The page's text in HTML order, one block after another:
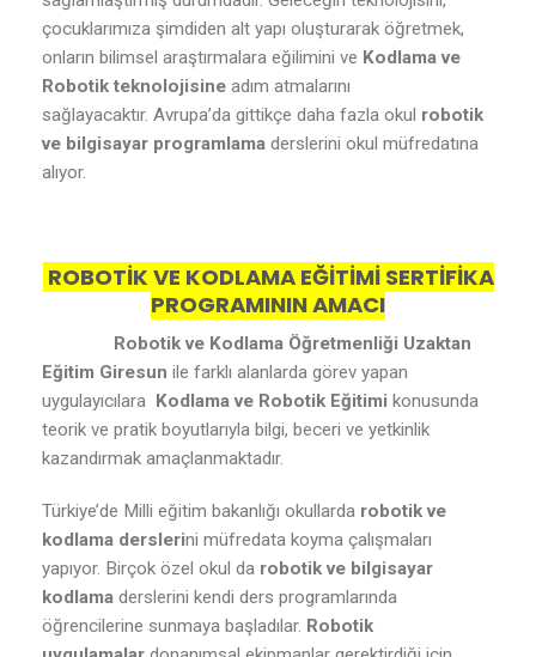
çocuklarımıza şimdiden alt yapı oluşturarak öğretmek,
onların bilimsel araştırmalara eğilimini ve Kodlama ve
Robotik teknolojisine adım atmalarını
sağlayacaktır. Avrupa’da gittikçe daha fazla okul robotik
ve bilgisayar programlama derslerini okul müfredatına
alıyor.
ROBOTİK VE KODLAMA EĞİTİMİ SERTİFİKA
PROGRAMININ AMACI
Robotik ve Kodlama Öğretmenliği Uzaktan
Eğitim Giresun ile farklı alanlarda görev yapan
uygulayıcılara Kodlama ve Robotik Eğitimi konusunda
teorik ve pratik boyutlarıyla bilgi, beceri ve yetkinlik
kazandırmak amaçlanmaktadır.
Türkiye’de Milli eğitim bakanlığı okullarda robotik ve
kodlama derslerini müfredata koyma çalışmaları
yapıyor. Birçok özel okul da robotik ve bilgisayar
kodlama derslerini kendi ders programlarında
öğrencilerine sunmaya başladılar. Robotik